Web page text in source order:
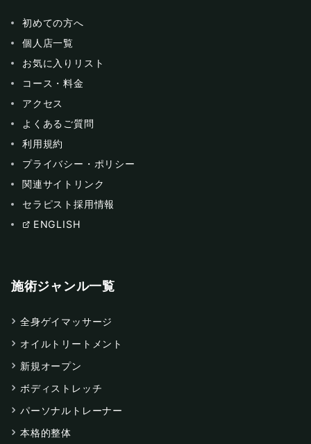
初めての方へ
個人店一覧
お気に入りリスト
コース・料金
アクセス
よくあるご質問
利用規約
プライバシー・ポリシー
関連サイトリンク
セラピスト採用情報
ENGLISH
施術ジャンル一覧
全身ゲイマッサージ
オイルトリートメント
新規オープン
ボディストレッチ
パーソナルトレーナー
本格的整体